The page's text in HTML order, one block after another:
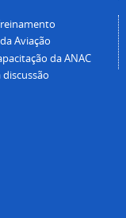
Aviação
da ANAC